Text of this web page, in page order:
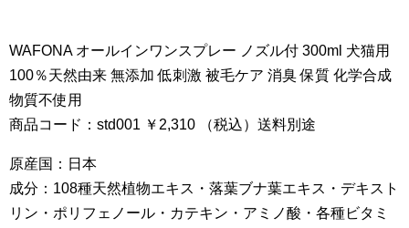
WAFONA オールインワンスプレー ノズル付 300ml 犬猫用
100％天然由来 無添加 低刺激 被毛ケア 消臭 保質 化学合成
物質不使用
商品コード：std001 ￥2,310 （税込）送料別途
原産国：日本
成分：108種天然植物エキス・落葉ブナ葉エキス・デキスト
リン・ポリフェノール・カテキン・アミノ酸・各種ビタミ